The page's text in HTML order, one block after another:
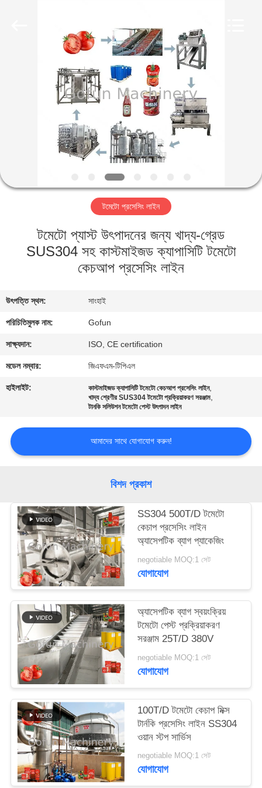
VR
প্রদর্শন
আমাদের
সম্পর্কে
ভ্রমণ
মান
নিয়ন্ত্রণ
করুন
খবর
উদ্ধৃতির
জন্য
আবেদন
সাইট
ম্যাপ
গোপনীয়তা
নীতি
টমেটো প্রসেসিং লাইন
টমেটো প্যাস্ট উৎপাদনের জন্য খাদ্য-গ্রেড
SUS304 সহ কাস্টমাইজড ক্যাপাসিটি টমেটো
কেচআপ প্রসেসিং লাইন
উৎপত্তি স্থল: সাংহাই
পরিচিতিমুলক নাম: Gofun
সাক্ষ্যদান: ISO, CE certification
মডেল নম্বার: জিএফএম-টিপিএল
হাইলাইট: কাস্টমাইজড ক্যাপাসিটি টমেটো কেচআপ প্রসেসিং লাইন,
খাদ্য শ্রেণীর SUS304 টমেটো প্রক্রিয়াকরণ সরঞ্জাম,
টানকি সলিউশন টমেটো পেস্ট উৎপাদন লাইন
আমাদের সাথে যোগাযোগ করুন!
বিশদ প্রকাশ
SS304 500T/D টমেটো
কেচাপ প্রসেসিং লাইন
অ্যাসেপটিক ব্যাগ প্যাকেজিং
negotiable MOQ:1 সেট
যোগাযোগ
অ্যাসেপটিক ব্যাগ স্বয়ংক্রিয়
টমেটো পেস্ট প্রক্রিয়াকরণ
সরঞ্জাম 25T/D 380V
negotiable MOQ:1 সেট
যোগাযোগ
100T/D টমেটো কেচাপ মিক্স
টার্নকি প্রসেসিং লাইন SS304
ওয়ান স্টপ সার্ভিস
negotiable MOQ:1 সেট
যোগাযোগ